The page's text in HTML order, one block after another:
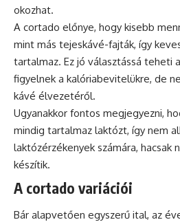
okozhat.
A cortado előnye, hogy kisebb
mint más tejeskávé-fajták, így
tartalmaz. Ez jó választássá teheti
figyelnek a kalóriabevitelükre, de
kávé élvezetéről.
Ugyanakkor fontos megjegyezni,
mindig tartalmaz laktózt, így nem
laktózérzékenyek számára, hacsak
készítik.
A cortado variációi
Bár alapvetően egyszerű ital, az